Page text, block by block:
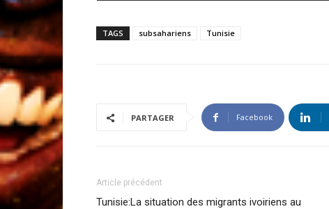
TAGS subsahariens Tunisie
PARTAGER Facebook
Article précédent
Tunisie:La situation des migrants ivoiriens au